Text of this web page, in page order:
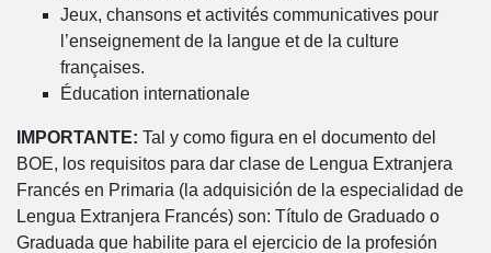
Jeux, chansons et activités communicatives pour
l’enseignement de la langue et de la culture
françaises.
Éducation internationale
IMPORTANTE: Tal y como figura en el documento del
BOE, los requisitos para dar clase de Lengua Extranjera
Francés en Primaria (la adquisición de la especialidad de
Lengua Extranjera Francés) son: Título de Graduado o
Graduada que habilite para el ejercicio de la profesión